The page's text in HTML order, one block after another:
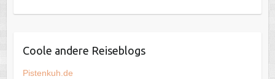
Coole andere Reiseblogs
Pistenkuh.de